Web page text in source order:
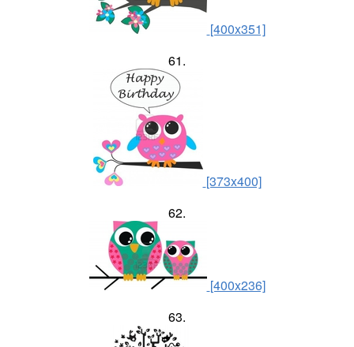
[400x351]
61.
[373x400]
62.
[400x236]
63.